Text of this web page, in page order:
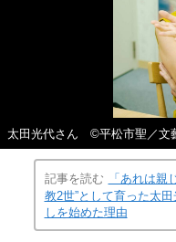
太田光代さん ©平松市聖／文
記事を読む
「あれは
教2世”として育った太
しを始めた理由